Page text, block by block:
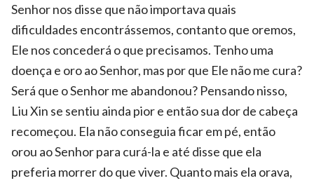
Senhor nos disse que não importava quais
dificuldades encontrássemos, contanto que oremos,
Ele nos concederá o que precisamos. Tenho uma
doença e oro ao Senhor, mas por que Ele não me cura?
Será que o Senhor me abandonou? Pensando nisso,
Liu Xin se sentiu ainda pior e então sua dor de cabeça
recomeçou. Ela não conseguia ficar em pé, então
orou ao Senhor para curá-la e até disse que ela
preferia morrer do que viver. Quanto mais ela orava,